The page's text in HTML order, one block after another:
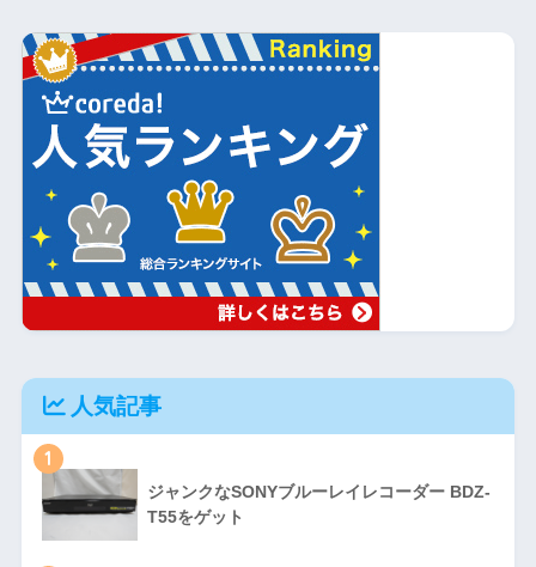
人気記事
1
ジャンクなSONYブルーレイレコーダー BDZ-
T55をゲット